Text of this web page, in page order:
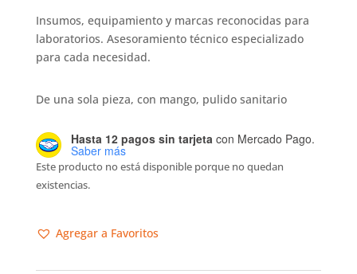
Insumos, equipamiento y marcas reconocidas para
laboratorios. Asesoramiento técnico especializado
para cada necesidad.
De una sola pieza, con mango, pulido sanitario
Hasta 12 pagos sin tarjetacon Mercado Pago.
Saber más
Este producto no está disponible porque no quedan
existencias.
Agregar a Favoritos